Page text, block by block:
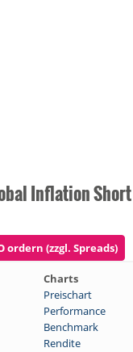
Inflation
ordern (zzgl. Spreads)
Charts
Preischart
Performance
Benchmark
Rendite